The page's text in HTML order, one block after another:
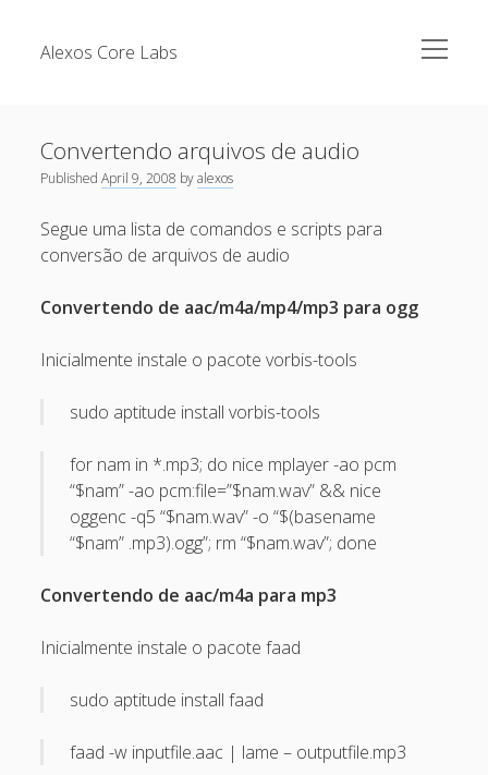
Alexos Core Labs
open
menu
Cursos
Github
Linkedin
Nullbyte Security Conference
Publicações
Recent Posts
Tecsec Podcast #114 – A HISTÓRIA DA NULLBYTE
SECURITY CONFERENCE
[Capacite] Linux – Comandos Básicos 2
[Capacite] Linux – Comandos Básicos
Recent Comments
administrativa contra ataques de brute force
ataques de brute force
Gilson CameloonProtegendo a console administrativa
contra ataques de brute force
tuxtrackonOtimizando a detecção de ataques de SQLi
Convertendo arquivos de audio
PublishedApril 9, 2008 byalexos
Segue uma lista de comandos e scripts para
conversão de arquivos de audio
Convertendo de aac/m4a/mp4/mp3 para ogg
Inicialmente instale o pacote vorbis-tools
sudo aptitude install vorbis-tools
for nam in *.mp3; do nice mplayer -ao pcm
“$nam” -ao pcm:file=”$nam.wav” && nice
oggenc -q5 “$nam.wav” -o “$(basename
“$nam” .mp3).ogg”; rm “$nam.wav”; done
Convertendo de aac/m4a para mp3
Inicialmente instale o pacote faad
sudo aptitude install faad
faad -w inputfile.aac | lame – outputfile.mp3